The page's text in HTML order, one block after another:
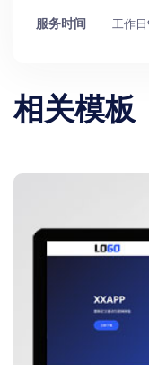
服务时间 工作
相关模板